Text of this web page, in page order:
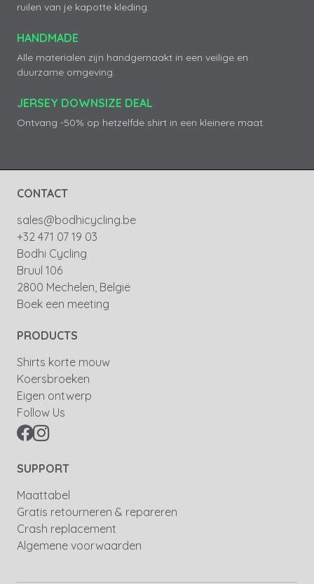
ruilen van je kapotte kleding.
HANDMADE
Alle materialen zijn handgemaakt in een veilige en
duurzame omgeving.
JERSEY DOWNSIZE DEAL
Ontvang -50% op hetzelfde shirt in een kleinere maat.
CONTACT
sales@bodhicycling.be
+32 471 07 19 03
Bodhi Cycling
Bruul 106
2800 Mechelen, België
Boek een meeting
PRODUCTS
Shirts korte mouw
Koersbroeken
Eigen ontwerp
Follow Us
SUPPORT
Maattabel
Gratis retourneren & repareren
Crash replacement
Algemene voorwaarden